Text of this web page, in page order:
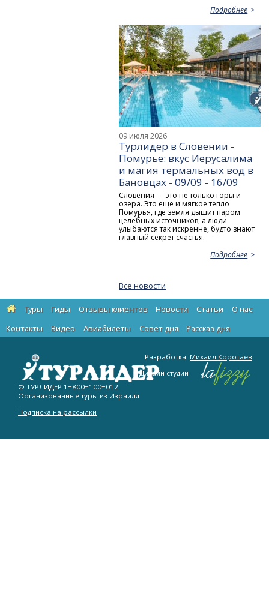
Подробнее
09 июля 2026
Турлидер в Словении -
Помурье: вкус Иерусалима
и магия термальных вод в
Бановцах - 09/09 - 16/09
Словения — это не только горы и
озера. Это еще и мягкое тепло
Помурья, где земля дышит паром
целебных источников, а люди
улыбаются так искренне, будто знают
главный секрет счастья.
Подробнее
Все новости
Туры Гиды Отзывы клиентов Новости Статьи
О нас
Контакты
Видео Авиабилеты Cовет дня Рассказ дня
© ТУРЛИДЕР 1−800−100−012
Организованные туры из Израиля
Подписка на рассылки
Разработка: Михаил Коротаев
Дизайн студии